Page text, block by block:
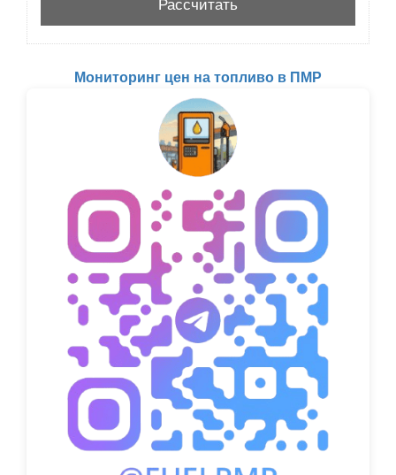
Мониторинг цен на топливо в ПМР